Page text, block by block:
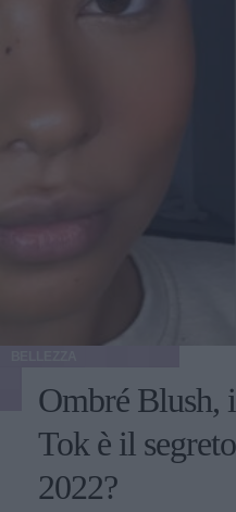
Ombré Blush,
Tok è il
2022?